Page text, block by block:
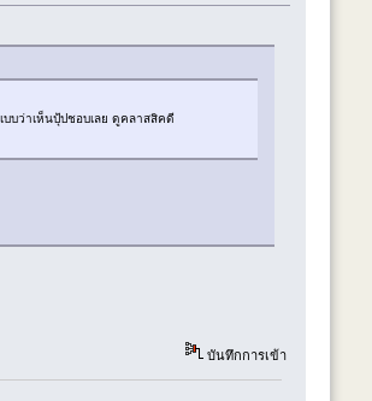
บบว่าเห็นปุ้ปชอบเลย ดูคลาสสิคดี
บันทึกการเข้า